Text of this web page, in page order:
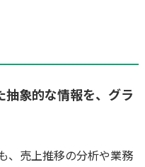
象的な情報を、グラ
、売上推移の分析や業務